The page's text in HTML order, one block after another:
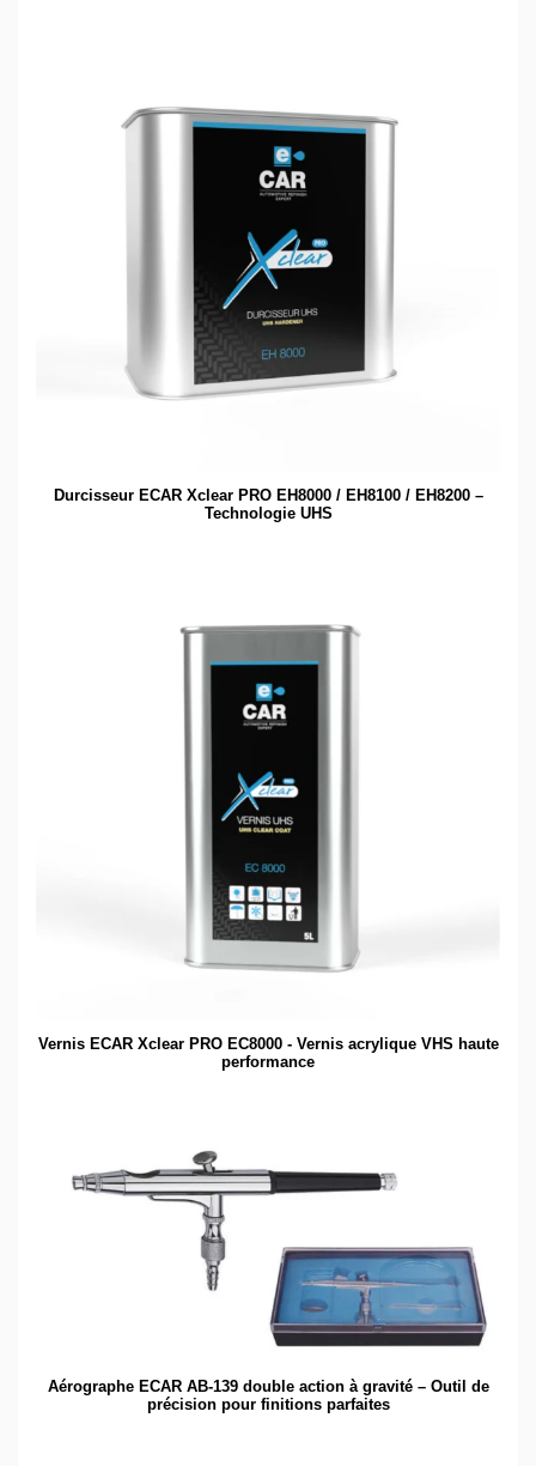
Durcisseur ECAR Xclear PRO EH8000 / EH8100 / EH8200 –
Technologie UHS
Vernis ECAR Xclear PRO EC8000 - Vernis acrylique VHS haute
performance
Aérographe ECAR AB-139 double action à gravité – Outil de
précision pour finitions parfaites